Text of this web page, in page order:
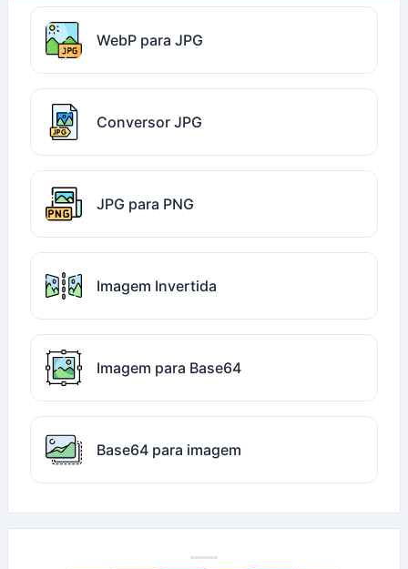
WebP para JPG
Conversor JPG
JPG para PNG
Imagem Invertida
Imagem para Base64
Base64 para imagem